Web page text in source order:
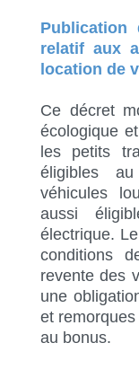
relatif aux
location de
Ce décret
écologique
les petits
éligibles
véhicules
aussi
électrique.
conditions
revente des
une
et
au bonus.